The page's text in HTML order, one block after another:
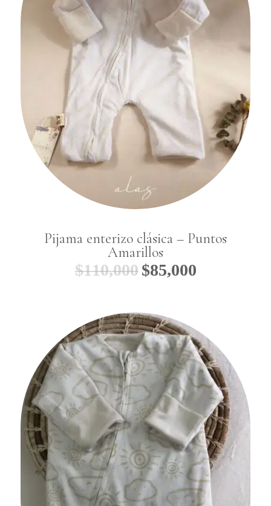
Pijama enterizo clásica – Puntos
Amarillos
$110,000 El
era:
$110,000.
$85,000El